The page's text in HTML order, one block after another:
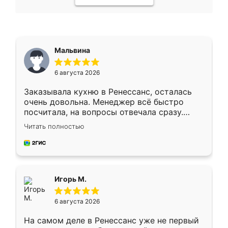
Мальвина
6 августа 2026
Заказывала кухню в Ренессанс, осталась
очень довольна. Менеджер всё быстро
посчитала, на вопросы отвечала сразу.
Замерщик приехал в субботу, подошёл к
делу со всей ответственностью. Собрали
за день, ребята работали аккуратно, даже
Читать полностью
Игорь М.
6 августа 2026
На самом деле в Ренессанс уже не первый